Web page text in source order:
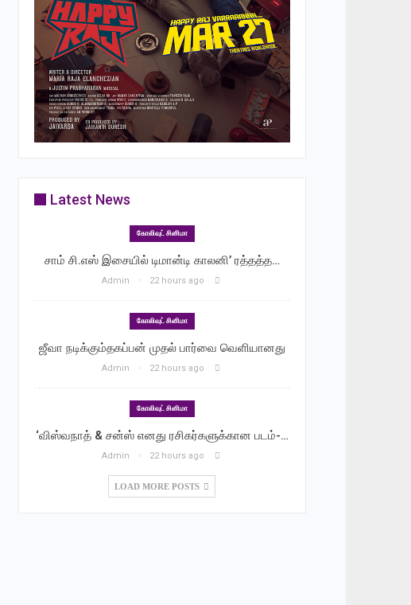
Latest News
கோலிவுட் சினிமா
சாம் சி.எஸ் இசையில் டிமான்டி காலனி’ ரத்தத்த…
Admin 22 hours ago
கோலிவுட் சினிமா
ஜீவா நடிக்கும்தகப்பன் முதல் பார்வை வெளியானது
Admin 22 hours ago
கோலிவுட் சினிமா
‘விஸ்வநாத் & சன்ஸ் எனது ரசிகர்களுக்கான படம்-…
Admin 22 hours ago
LOAD MORE POSTS